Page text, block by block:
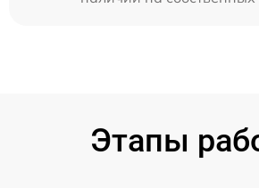
Этапы